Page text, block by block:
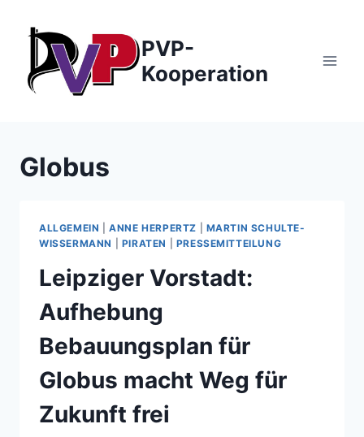
Inhalt
springen
PVP-
Kooperation
Globus
ALLGEMEIN |ANNE HERPERTZ
MARTIN SCHULTE-
WISSERMANN
PIRATEN PRESSEMITTEILUNG
Leipziger Vorstadt:
Aufhebung
Bebauungsplan für
Globus macht Weg für
Zukunft frei